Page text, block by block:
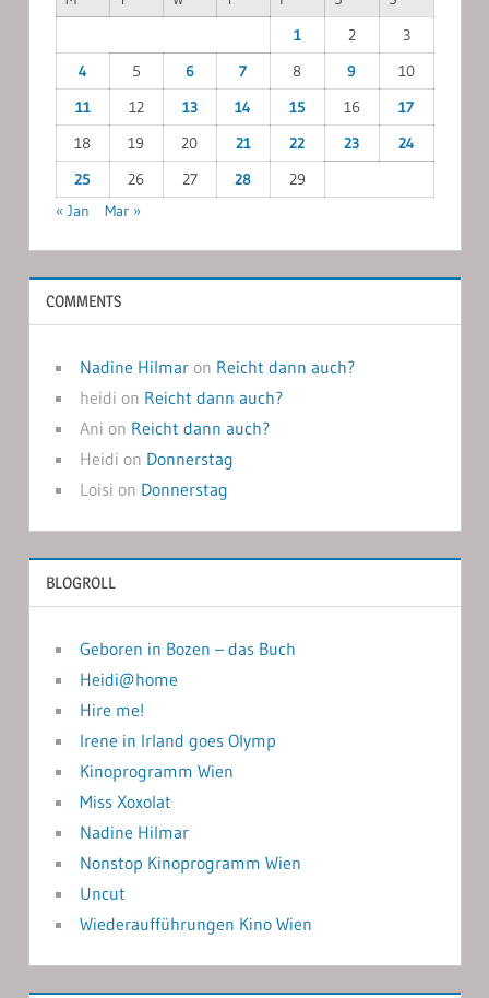
1
2
3
4
5 6 7 8 9
10
11
12 13 14 15 16
17
18
19 20 21 22 23
24
25
26 27 28
29
« Jan
Mar »
COMMENTS
Nadine Hilmaron Reicht dann auch?
heidi on Reicht dann auch?
Ani on Reicht dann auch?
Heidi on Donnerstag
Loisi on Donnerstag
BLOGROLL
Geboren in Bozen – das Buch
Heidi@home
Hire me!
Irene in Irland goes Olymp
Kinoprogramm Wien
Miss Xoxolat
Nadine Hilmar
Nonstop Kinoprogramm Wien
Uncut
Wiederaufführungen Kino Wien